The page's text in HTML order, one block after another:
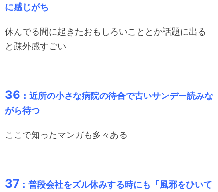
に感じがち
休んでる間に起きたおもしろいこととか話題に出る
と疎外感すごい
36 ：近所の小さな病院の待合で古いサンデー読みな
がら待つ
ここで知ったマンガも多々ある
37 ：普段会社をズル休みする時にも「風邪をひいて